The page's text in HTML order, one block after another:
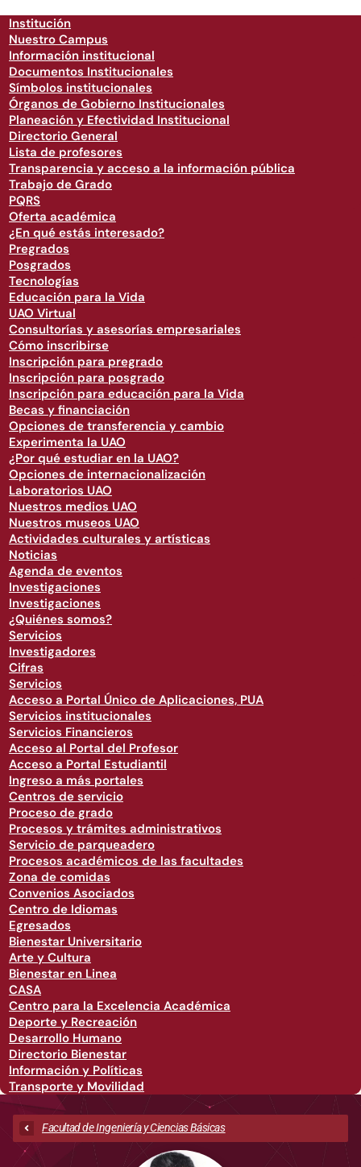
Institución
Nuestro Campus
Información institucional
Documentos Institucionales
Símbolos institucionales
Órganos de Gobierno Institucionales
Planeación y Efectividad Institucional
Directorio General
Lista de profesores
Transparencia y acceso a la información pública
Trabajo de Grado
PQRS
Oferta académica
¿En qué estás interesado?
Pregrados
Posgrados
Tecnologías
Educación para la Vida
UAO Virtual
Consultorías y asesorías empresariales
Cómo inscribirse
Inscripción para pregrado
Inscripción para posgrado
Inscripción para educación para la Vida
Becas y financiación
Opciones de transferencia y cambio
Experimenta la UAO
¿Por qué estudiar en la UAO?
Opciones de internacionalización
Laboratorios UAO
Nuestros medios UAO
Nuestros museos UAO
Actividades culturales y artísticas
Noticias
Agenda de eventos
Investigaciones
Investigaciones
¿Quiénes somos?
Servicios
Investigadores
Cifras
Servicios
Acceso a Portal Único de Aplicaciones, PUA
Servicios institucionales
Servicios Financieros
Acceso al Portal del Profesor
Acceso a Portal Estudiantil
Ingreso a más portales
Centros de servicio
Proceso de grado
Procesos y trámites administrativos
Servicio de parqueadero
Procesos académicos de las facultades
Zona de comidas
Convenios Asociados
Centro de Idiomas
Egresados
Bienestar Universitario
Arte y Cultura
Bienestar en Linea
CASA
Centro para la Excelencia Académica
Deporte y Recreación
Desarrollo Humano
Directorio Bienestar
Información y Políticas
Transporte y Movilidad
Facultad de Ingeniería y Ciencias Básicas